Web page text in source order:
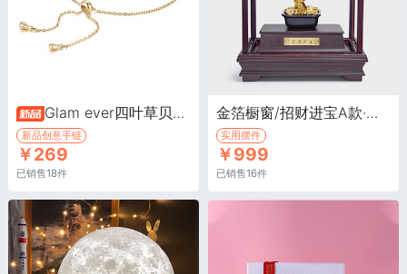
Glam ever四叶草贝母手链·贝母四叶草系列
新品创意手链
￥269
已销售18件
金箔橱窗/招财进宝A款·足金金箔 书房办公桌摆件
实用摆件
￥999
已销售16件